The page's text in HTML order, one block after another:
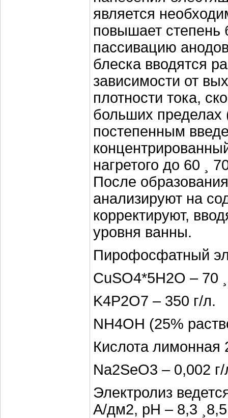
является
повышает степень
пассивацию
блеска вводятся
зависимости от
плотности тока,
больших пределах
постепенным
нагретого до 60 ¸
После
анализируют на
корректируют,
уровня ванны.
Пирофосфатный
CuSO4*5H2O – 70
K4P2O7 – 350 г/л.
NH4OH (25%
Кислота лимонная
Na2SeO3 – 0,002
Электролиз
А/дм2, рН – 8,3